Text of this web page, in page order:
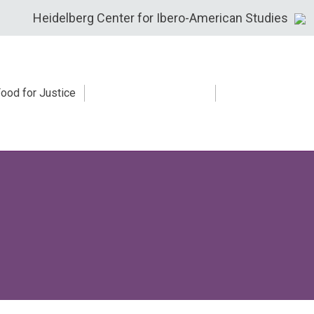
Heidelberg Center for Ibero-American Studies